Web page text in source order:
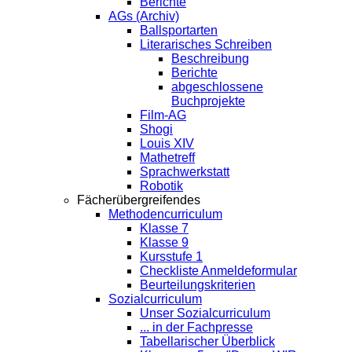
AGs (Archiv)
Ballsportarten
Literarisches Schreiben
Beschreibung
Berichte
abgeschlossene
Buchprojekte
Film-AG
Shogi
Louis XIV
Mathetreff
Sprachwerkstatt
Robotik
Fächerübergreifendes
Methodencurriculum
Klasse 7
Klasse 9
Kursstufe 1
Checkliste Anmeldeformular
Beurteilungskriterien
Sozialcurriculum
Unser Sozialcurriculum
... in der Fachpresse
Tabellarischer Überblick